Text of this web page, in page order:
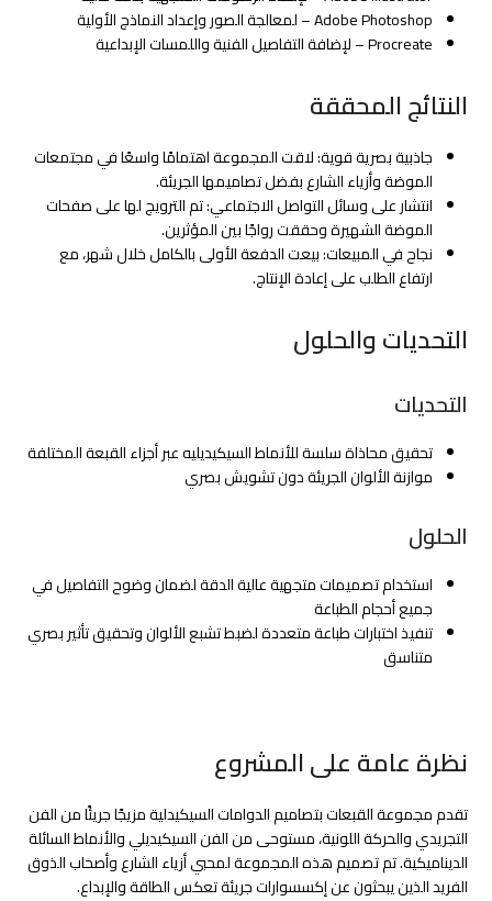
Adobe Photoshop – لمعالجة الصور وإعداد النماذج الأولية
Procreate – لإضافة التفاصيل الفنية واللمسات الإبداعية
النتائج المحققة
جاذبية بصرية قوية: لاقت المجموعة اهتمامًا واسعًا في مجتمعات
الموضة وأزياء الشارع بفضل تصاميمها الجريئة.
انتشار على وسائل التواصل الاجتماعي: تم الترويج لها على صفحات
الموضة الشهيرة وحققت رواجًا بين المؤثرين.
نجاح في المبيعات: بيعت الدفعة الأولى بالكامل خلال شهر، مع
ارتفاع الطلب على إعادة الإنتاج.
التحديات والحلول
التحديات
تحقيق محاذاة سلسة للأنماط السيكيديليه عبر أجزاء القبعة المختلفة
موازنة الألوان الجريئة دون تشويش بصري
الحلول
استخدام تصميمات متجهية عالية الدقة لضمان وضوح التفاصيل في
جميع أحجام الطباعة
تنفيذ اختبارات طباعة متعددة لضبط تشبع الألوان وتحقيق تأثير بصري
متناسق
نظرة عامة على المشروع
تقدم مجموعة القبعات بتصاميم الدوامات السيكيدلية مزيجًا جريئًا من الفن
التجريدي والحركة اللونية، مستوحى من الفن السيكيديلي والأنماط السائلة
الديناميكية. تم تصميم هذه المجموعة لمحبي أزياء الشارع وأصحاب الذوق
الفريد الذين يبحثون عن إكسسوارات جريئة تعكس الطاقة والإبداع.